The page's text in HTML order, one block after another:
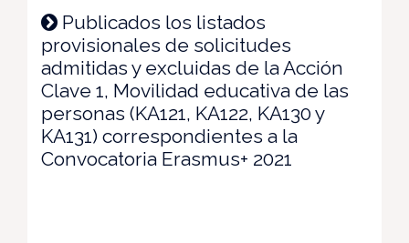
Publicados los listados
provisionales de solicitudes
admitidas y excluidas de la Acción
Clave 1, Movilidad educativa de las
personas (KA121, KA122, KA130 y
KA131) correspondientes a la
Convocatoria Erasmus+ 2021